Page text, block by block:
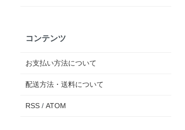
コンテンツ
お支払い方法について
配送方法・送料について
RSS/ ATOM